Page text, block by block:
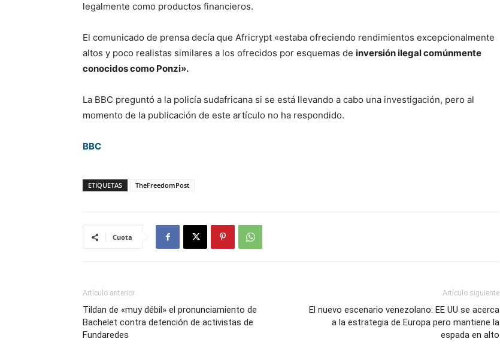
legalmente como productos financieros.
El comunicado de prensa decía que Africrypt «estaba ofreciendo rendimientos excepcionalmente
altos y poco realistas similares a los ofrecidos por esquemas de inversión ilegal comúnmente
conocidos como Ponzi».
La BBC preguntó a la policía sudafricana si se está llevando a cabo una investigación, pero al
momento de la publicación de este artículo no ha respondido.
BBC
ETIQUETAS TheFreedomPost
Cuota
Artículo anterior
Tildan de «muy débil» el pronunciamiento de
Bachelet contra detención de activistas de
Fundaredes
Artículo siguiente
El nuevo escenario venezolano: EE UU se acerca
a la estrategia de Europa pero mantiene la
espada en alto